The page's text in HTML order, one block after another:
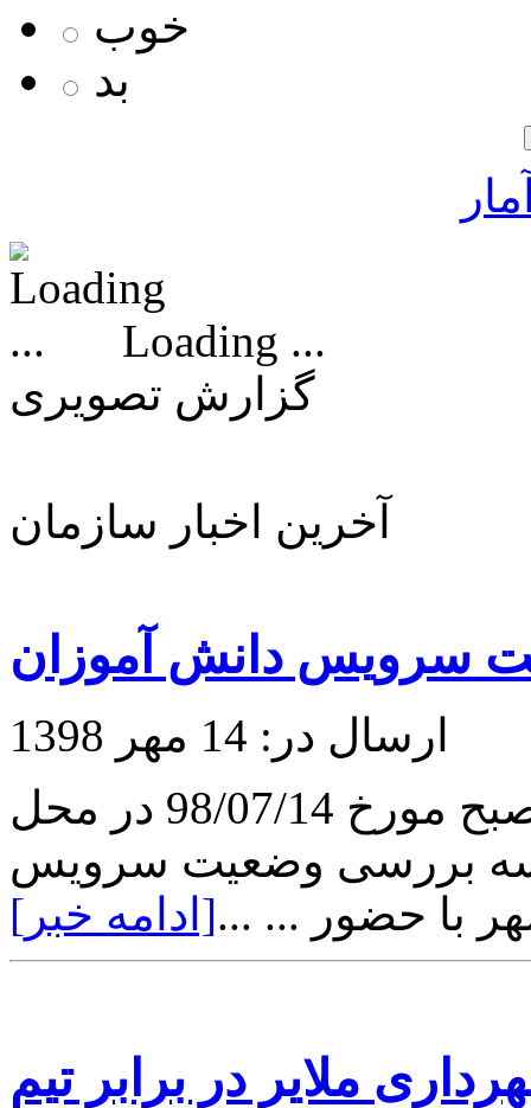
خوب
بد
Loading ...
گزارش تصویری
آخرین اخبار سازمان
سرویس دانش آموزان
ارسال در: 14 مهر 1398
در روز یکشنبه ساعت 10 صبح مورخ 98/07/14 در محل
بررسی وضعیت سرویس
با حضور ... ...[ادامه خبر]
ملایر در برابر تیم